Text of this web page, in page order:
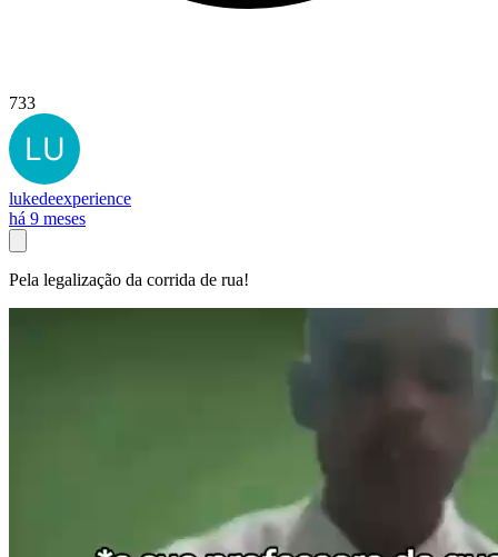
733
lukedeexperience
há 9 meses
Pela legalização da corrida de rua!